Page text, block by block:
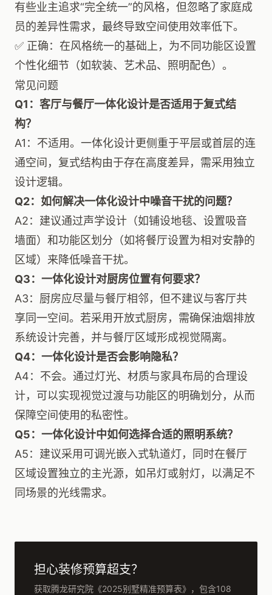
有些业主追求“完全统一”的风格，但忽略了家庭成
员的差异性需求，最终导致空间使用效率低下。
✅ 正确：在风格统一的基础上，为不同功能区设置
个性化细节（如软装、艺术品、照明配色）。
常见问题
Q1：客厅与餐厅一体化设计是否适用于复式结
构？
A1：不适用。一体化设计更侧重于平层或首层的连
通空间，复式结构由于存在高度差异，需采用独立
设计逻辑。
Q2：如何解决一体化设计中噪音干扰的问题？
A2：建议通过声学设计（如铺设地毯、设置吸音
墙面）和功能区划分（如将餐厅设置为相对安静的
区域）来降低噪音干扰。
Q3：一体化设计对厨房位置有何要求？
A3：厨房应尽量与餐厅相邻，但不建议与客厅共
享同一空间。若采用开放式厨房，需确保油烟排放
系统设计完善，并与餐厅区域形成视觉隔离。
Q4：一体化设计是否会影响隐私？
A4：不会。通过灯光、材质与家具布局的合理设
计，可以实现视觉过渡与功能区的明确划分，从而
保障空间使用的私密性。
Q5：一体化设计中如何选择合适的照明系统？
A5：建议采用可调光嵌入式轨道灯，同时在餐厅
区域设置独立的主光源，如吊灯或射灯，以满足不
同场景的光线需求。
担心装修预算超支？
获取腾龙研究院《2025别墅精准预算表》，包含108